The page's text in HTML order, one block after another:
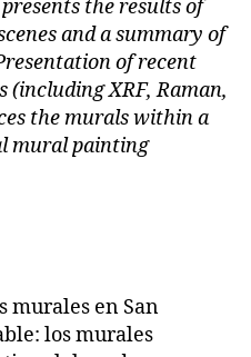
the results of
and a summary of
of recent
XRF, Raman,
the murals within a
mural painting
murales en San
los murales